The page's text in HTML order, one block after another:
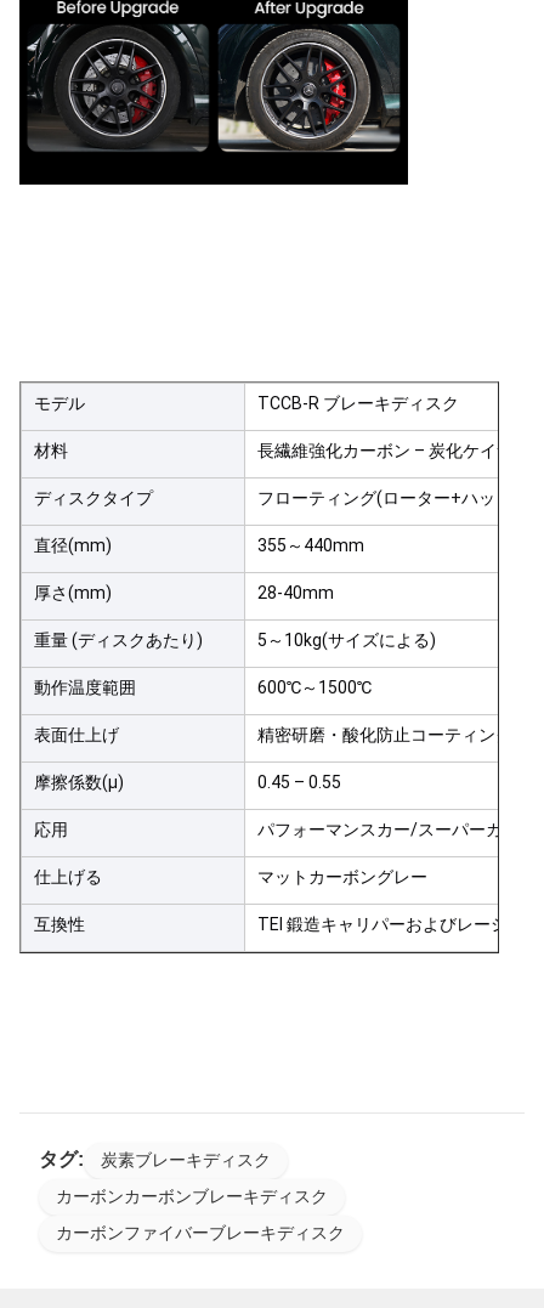
モデル TCCB-R ブレーキディスク
材料 長繊維強化カーボン – 炭化ケイ素
ディスクタイプ フローティング(ローター+ハット)
直径(mm) 355～440mm
厚さ(mm) 28-40mm
重量 (ディスクあたり) 5～10kg(サイズによる)
動作温度範囲 600℃～1500℃
表面仕上げ 精密研磨・酸化防止コーティング
摩擦係数(μ) 0.45 – 0.55
応用 パフォーマンスカー/スーパーカー/
仕上げる マットカーボングレー
互換性 TEI 鍛造キャリパーおよびレーシン
タグ:
炭素ブレーキディスク
カーボンカーボンブレーキディスク
カーボンファイバーブレーキディスク